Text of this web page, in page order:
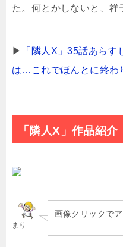
た。何とかしないと、祥
▶
「隣人X」35話あら
は…これでほんとに終わ
「隣人X」作品紹介
まり
画像クリックで